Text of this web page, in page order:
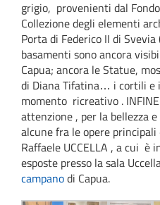
grigio, provenienti dal
Collezione degli elementi
Porta di Federico II di
basamenti sono ancora
Capua; ancora le Statue,
di Diana Tifatina… i cortili e
momento ricreativo . INFINE
attenzione , per la bellezza
alcune fra le opere
Raffaele UCCELLA , a cui
esposte presso la sala
campanodi Capua.